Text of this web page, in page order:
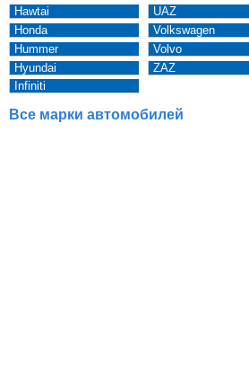
Hawtai
Honda
Hummer
Hyundai
Infiniti
UAZ
Volkswagen
Volvo
ZAZ
Все марки автомобилей